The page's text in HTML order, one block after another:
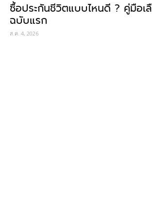
ซื้อประกันชีวิตแบบไหนดี ? คู่มือเ
ฉบับแรก
ส.ค. 4, 2026